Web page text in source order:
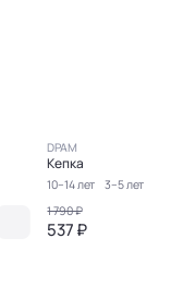
DPAM
Кепка
10–14 лет
3–5 лет
1 790 ₽
537 ₽